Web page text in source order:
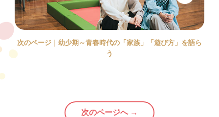
次のページ｜幼少期～青春時代の 「家族」「遊び方」を語ら
う
次のページへ →